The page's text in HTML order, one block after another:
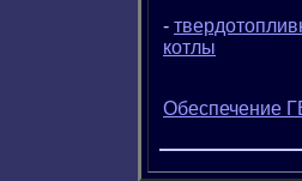
-
котлы
Обеспечение